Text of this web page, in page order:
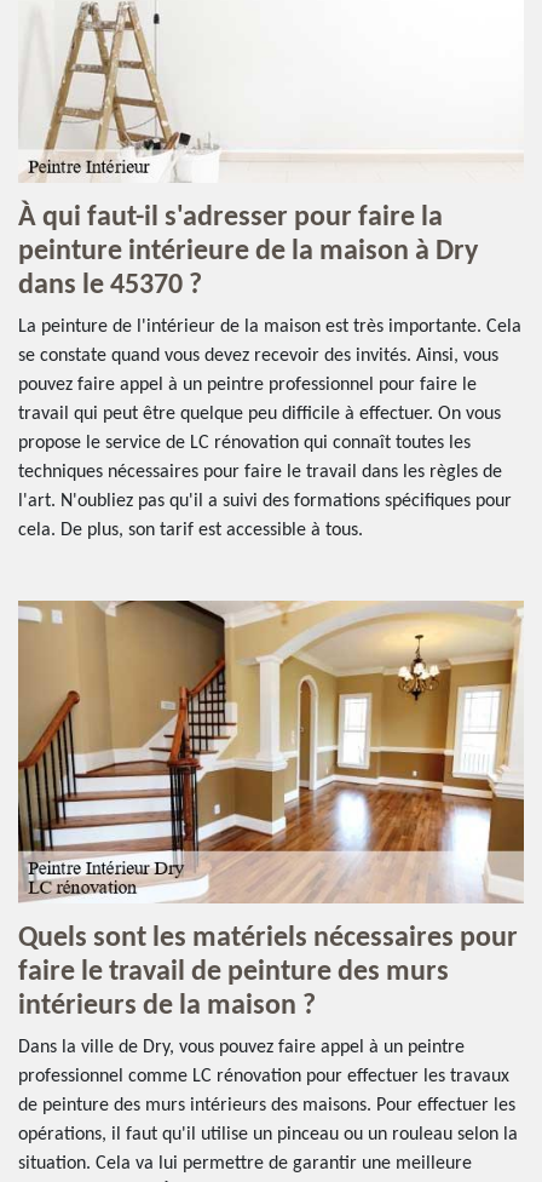
À qui faut-il s'adresser pour faire la
peinture intérieure de la maison à Dry
dans le 45370 ?
La peinture de l'intérieur de la maison est très importante. Cela
se constate quand vous devez recevoir des invités. Ainsi, vous
pouvez faire appel à un peintre professionnel pour faire le
travail qui peut être quelque peu difficile à effectuer. On vous
propose le service de LC rénovation qui connaît toutes les
techniques nécessaires pour faire le travail dans les règles de
l'art. N'oubliez pas qu'il a suivi des formations spécifiques pour
cela. De plus, son tarif est accessible à tous.
Quels sont les matériels nécessaires pour
faire le travail de peinture des murs
intérieurs de la maison ?
Dans la ville de Dry, vous pouvez faire appel à un peintre
professionnel comme LC rénovation pour effectuer les travaux
de peinture des murs intérieurs des maisons. Pour effectuer les
opérations, il faut qu'il utilise un pinceau ou un rouleau selon la
situation. Cela va lui permettre de garantir une meilleure